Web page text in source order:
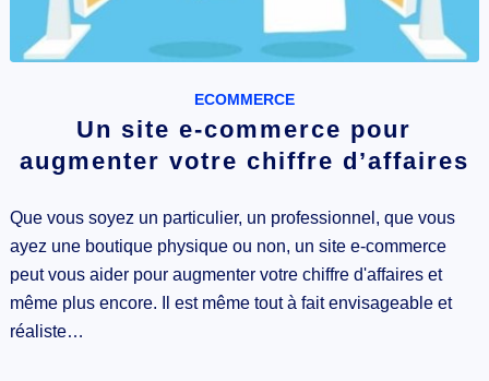
ECOMMERCE
Un site e-commerce pour
augmenter votre chiffre d’affaires
Que vous soyez un particulier, un professionnel, que vous
ayez une boutique physique ou non, un site e-commerce
peut vous aider pour augmenter votre chiffre d'affaires et
même plus encore. Il est même tout à fait envisageable et
réaliste…